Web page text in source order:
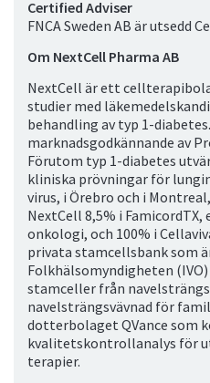
Certified Adviser
FNCA Sweden AB är utsedd
Om NextCell Pharma AB
NextCell är ett
studier med
behandling av typ 1-
marknadsgodkännande av
Förutom typ 1-diabetes
kliniska prövningar för
virus, i Örebro och i
NextCell 8,5% i
onkologi, och 100% i
privata stamcellsbank som
Folkhälsomyndigheten
stamceller från
navelsträngsvävnad för
dotterbolaget QVance som
kvalitetskontrollanalys för
terapier.